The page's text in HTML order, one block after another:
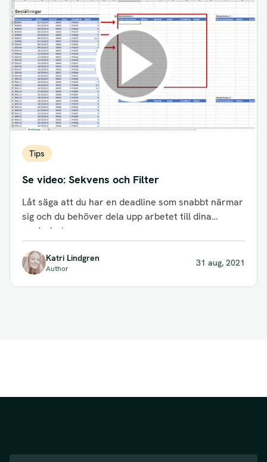
Tips
Se video: Sekvens och Filter
Låt säga att du har en deadline som snabbt närmar
sig och du behöver dela upp arbetet till dina
medarbetare,...
Katri Lindgren
Author
31 aug, 2021